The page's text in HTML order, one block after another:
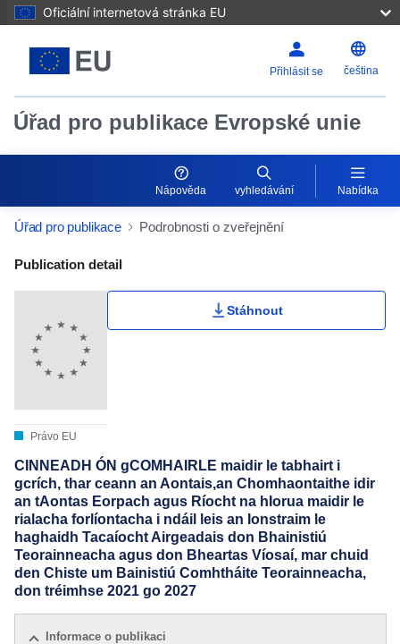
Oficiální internetová stránka EU
Přihlásit se čeština
Úřad pro publikace Evropské unie
Nápověda vyhledávání Nabídka
Úřad pro publikace Podrobnosti o zveřejnění
Publication Detail Actions Portlet
Publication detail
Právo EU
Stáhnout
CINNEADH ÓN gCOMHAIRLE maidir le tabhairt i
gcrích, thar ceann an Aontais,an Chomhaontaithe idir
an tAontas Eorpach agus Ríocht na hIorua maidir le
rialacha forlíontacha i ndáil leis an Ionstraim le
haghaidh Tacaíocht Airgeadais don Bhainistiú
Teorainneacha agus don Bheartas Víosaí, mar chuid
den Chiste um Bainistiú Comhtháite Teorainneacha,
don tréimhse 2021 go 2027
Informace o publikaci